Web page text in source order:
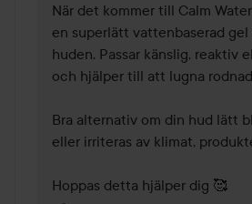
När det kommer till Calm
en superlätt vattenbaserad gel
huden. Passar känslig, reaktiv
och hjälper till att lugna
Bra alternativ om din hud lätt
eller irriteras av klimat,
Hoppas detta hjälper dig 🥰